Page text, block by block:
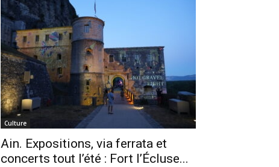
Culture
Ain. Expositions, via ferrata et
concerts tout l’été : Fort l’Écluse...